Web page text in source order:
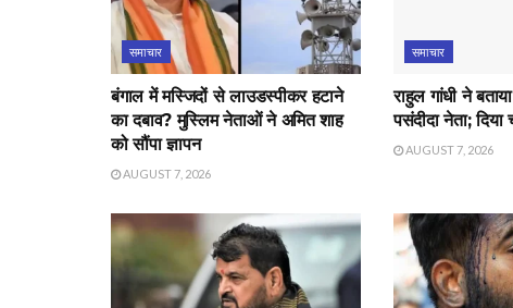
समाचार
बंगाल में मस्जिदों से लाउडस्पीकर हटाने
का दबाव? मुस्लिम नेताओं ने अमित शाह
को सौंपा ज्ञापन
AUGUST 7, 2026
समाचार
राहुल गांधी ने
पसंदीदा नेता; दिया
AUGUST 7, 2026